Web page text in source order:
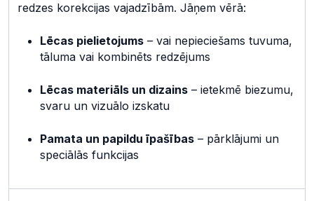
redzes korekcijas vajadzībām. Jāņem vērā:
Lēcas pielietojums – vai nepieciešams tuvuma,
tāluma vai kombinēts redzējums
Lēcas materiāls un dizains – ietekmē biezumu,
svaru un vizuālo izskatu
Pamata un papildu īpašības – pārklājumi un
speciālās funkcijas